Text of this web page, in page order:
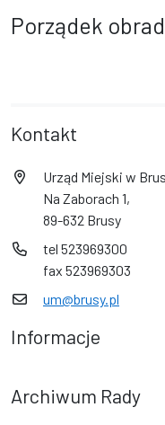
Porządek obrad
Kontakt
Urząd Miejski w
Na Zaborach 1,
89-632 Brusy
tel 523969300
fax 523969303
um@brusy.pl
Informacje
Archiwum Rady